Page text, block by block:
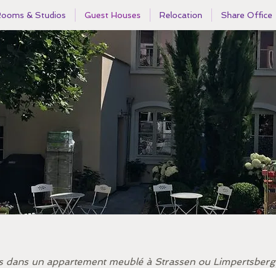
& Studios Guest Houses Relocation Share Office
dans un appartement meublé à Strassen ou Limpertsberg